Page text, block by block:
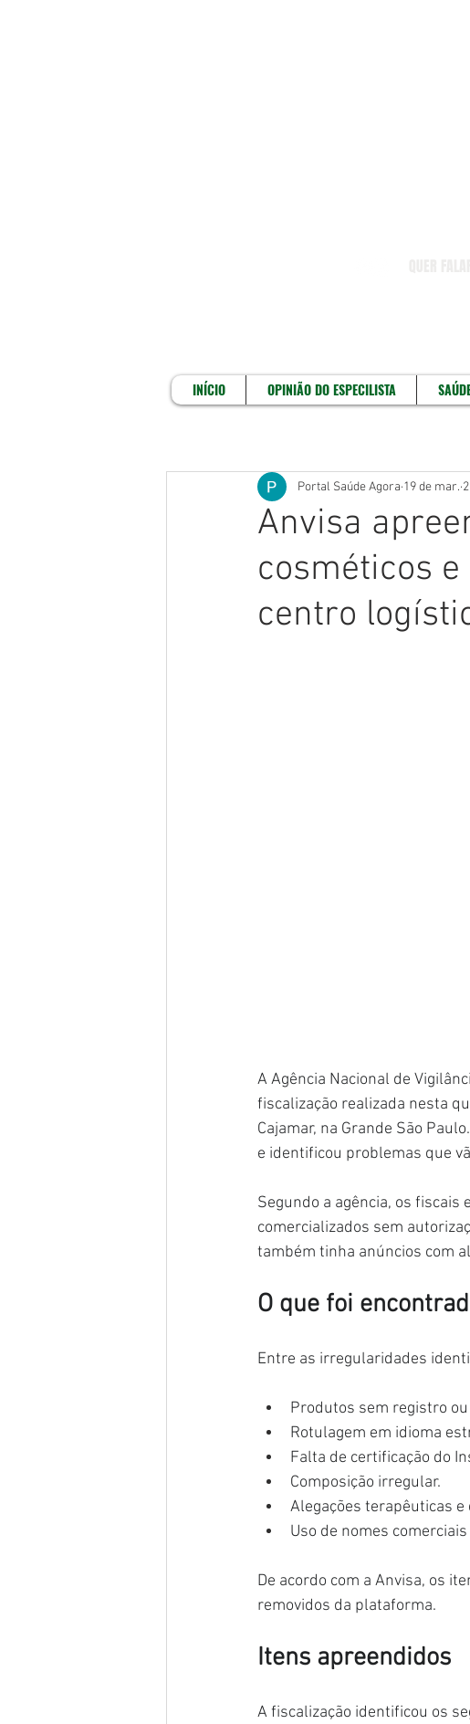
INÍCIO
INÍCIO OPINIÃO DO ESPECILISTA
Anvisa
cosméticos
centro
Portal Saúde Agora 19 de mar.
A Agência Nacional de
fiscalização realizada nesta
Cajamar, na Grande São
e identificou problemas que
Segundo a agência, os fiscais
comercializados sem
também tinha anúncios com
O que foi
Entre as irregularidades
Produtos sem registro
Rotulagem em idioma
Falta de certificação do
Composição irregular.
Alegações terapêuticas
Uso de nomes
De acordo com a Anvisa, os
removidos da plataforma.
Itens apreendidos
A fiscalização identificou os